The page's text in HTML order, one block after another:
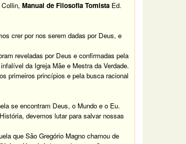
Manual de Filosofia Tomista Ed.
crer por nos serem dadas por Deus, e
reveladas por Deus e confirmadas pela
da Igreja Mãe e Mestra da Verdade.
primeiros princípios e pela busca racional
se encontram Deus, o Mundo e o Eu.
devemos lutar para salvar nossas
que São Gregório Magno chamou de